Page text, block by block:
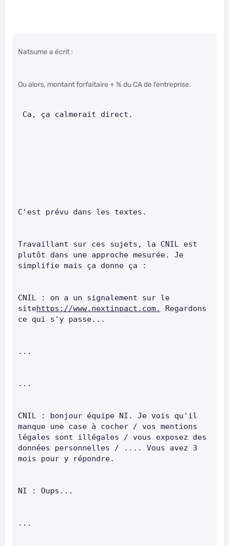
Natsume a écrit :
Ou alors, montant forfaitaire + % du CA de l’entreprise.
Ca, ça calmerait direct.
C'est prévu dans les textes.
Travaillant sur ces sujets, la CNIL est
plutôt dans une approche mesurée. Je
simplifie mais ça donne ça :
CNIL : on a un signalement sur le
sitehttps://www.nextinpact.com.
Regardons
ce qui s'y passe...
...
...
CNIL : bonjour équipe NI. Je vois qu'il
manque une case à cocher / vos mentions
légales sont illégales / vous exposez des
données personnelles / .... Vous avez 3
mois pour y répondre.
NI : Oups...
...